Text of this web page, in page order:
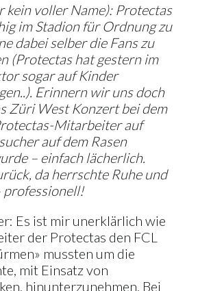
kein voller Name): Protectas
im Stadion für Ordnung zu
dabei selber die Fans zu
(Protectas hat gestern im
sogar auf Kinder
Erinnern wir uns doch
Züri West Konzert bei dem
Mitarbeiter auf
auf dem Rasen
– einfach lächerlich.
da herrschte Ruhe und
professionell!
Es ist mir unerklärlich wie
der Protectas den FCL
mussten um die
mit Einsatz von
hinunterzunehmen. Bei